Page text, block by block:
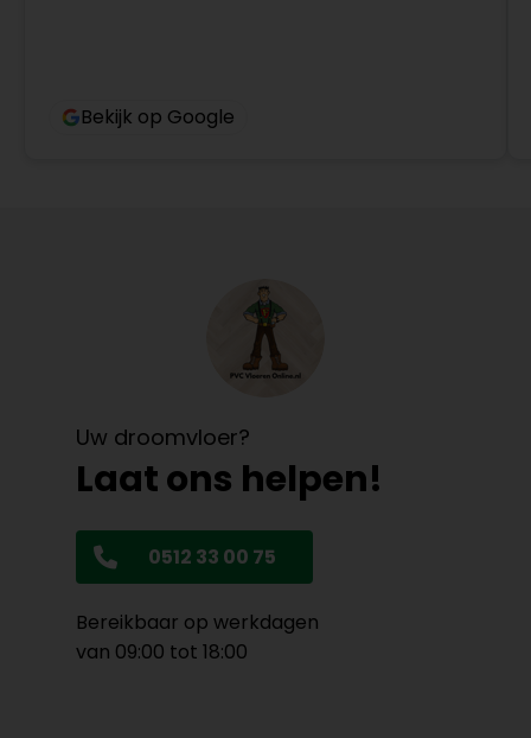
Bekijk op Google
Uw droomvloer?
Laat ons helpen!
0512 33 00 75
Bereikbaar op werkdagen
van 09:00 tot 18:00